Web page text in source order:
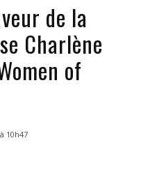
de la
Charlène
of
10h47